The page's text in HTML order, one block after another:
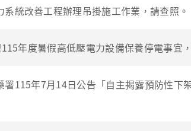
統改善工程辦理吊掛施工作業，請查照。
年度暑假高低壓電力設備保養停電事宜
署115年7月14日公告「自主揭露預防性下